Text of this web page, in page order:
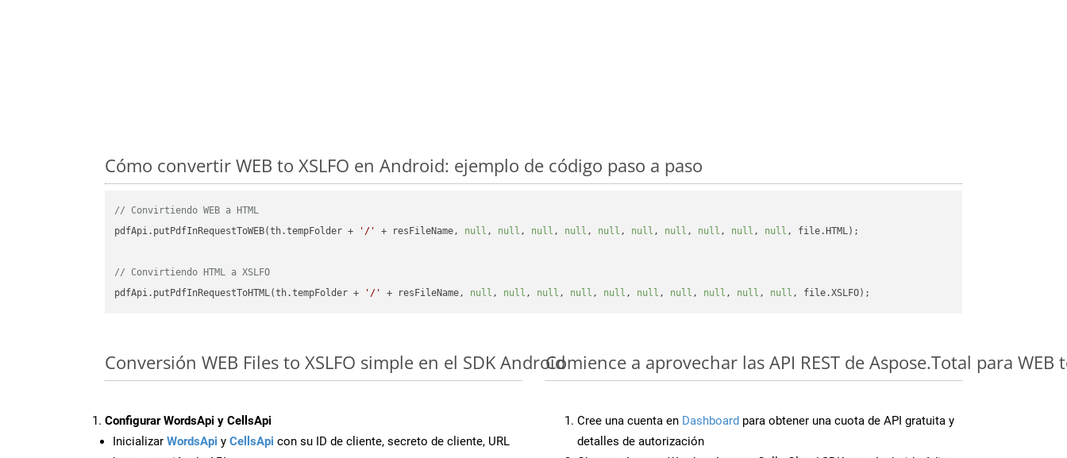
Cómo convertir WEB to XSLFO en Android: ejemplo de código paso a paso
// Convirtiendo WEB a HTML
pdfApi.putPdfInRequestToWEB(th.tempFolder +
'/' + resFileName, null , null , null , null , null , null , null , null , null , null , file.HTML);
// Convirtiendo HTML a XSLFO
pdfApi.putPdfInRequestToHTML(th.tempFolder +
'/' + resFileName, null , null , null , null , null , null , null , null , null , null
Conversión WEB Files to XSLFO simple en el SDK Android
Configurar WordsApi y CellsApi
Inicializar WordsApi y CellsApi con su ID de cliente, secreto de cliente, URL
Comience a aprovechar las API REST de Aspose.Total para WEB
Cree una cuenta en Dashboard para obtener una cuota de API gratuita y
detalles de autorización